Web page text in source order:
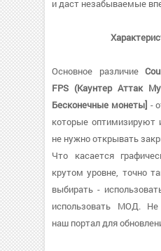
и даст незабываемые
Основное различие
FPS (Каунтер Аттак
Бесконечные монеты] -
которые оптимизируют
не нужно открывать
Что касается
крутом уровне, точно
выбирать -
использовать МОД. Не
наш портал для